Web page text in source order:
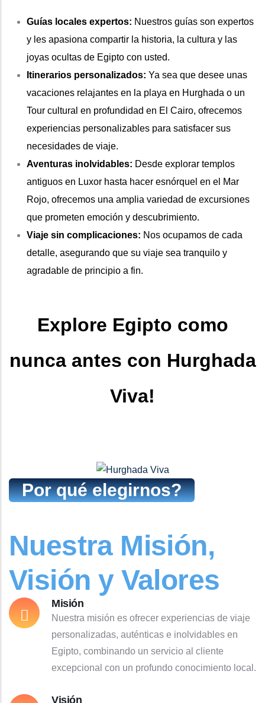
Guías locales expertos: Nuestros guías son expertos
y les apasiona compartir la historia, la cultura y las
joyas ocultas de Egipto con usted.
Itinerarios personalizados: Ya sea que desee unas
vacaciones relajantes en la playa en Hurghada o un
Tour cultural en profundidad en El Cairo, ofrecemos
experiencias personalizables para satisfacer sus
necesidades de viaje.
Aventuras inolvidables: Desde explorar templos
antiguos en Luxor hasta hacer esnórquel en el Mar
Rojo, ofrecemos una amplia variedad de excursiones
que prometen emoción y descubrimiento.
Viaje sin complicaciones: Nos ocupamos de cada
detalle, asegurando que su viaje sea tranquilo y
agradable de principio a fin.
Explore Egipto como
nunca antes con Hurghada
Viva!
Por qué elegirnos?
Nuestra Misión,
Visión y Valores
Misión
Nuestra misión es ofrecer experiencias de viaje
personalizadas, auténticas e inolvidables en
Egipto, combinando un servicio al cliente
excepcional con un profundo conocimiento local.
Visión